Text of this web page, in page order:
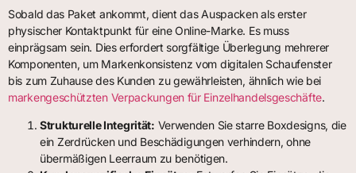
Sobald das Paket ankommt, dient das Auspacken als erster
physischer Kontaktpunkt für eine Online-Marke. Es muss
einprägsam sein. Dies erfordert sorgfältige Überlegung mehrerer
Komponenten, um Markenkonsistenz vom digitalen Schaufenster
bis zum Zuhause des Kunden zu gewährleisten, ähnlich wie bei
markengeschützten Verpackungen für Einzelhandelsgeschäfte.
Strukturelle Integrität: Verwenden Sie starre Boxdesigns, die
ein Zerdrücken und Beschädigungen verhindern, ohne
übermäßigen Leerraum zu benötigen.